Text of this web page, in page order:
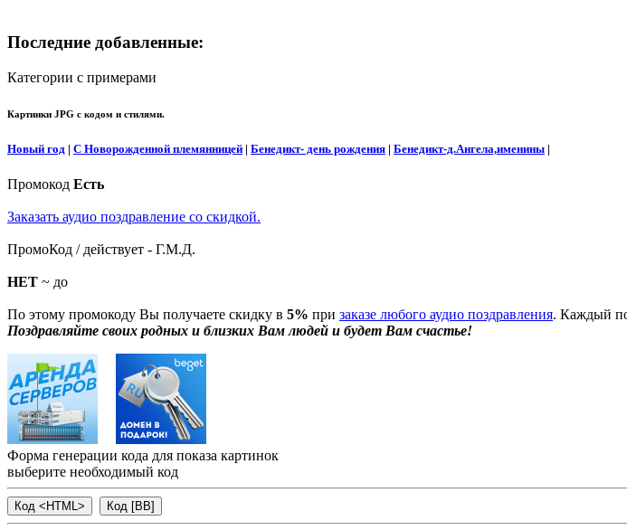
Последние добавленные:
Категории с примерами
Картинки JPG с кодом и стилями.
Новый год | С Новорожденной племянницей | Бенедикт- день рождения | Бенедикт-д.Ангела,именины |
Промокод Есть
Заказать аудио поздравление со скидкой.
ПромоКод / действует - Г.М.Д.
НЕТ ~ до
По этому промокоду Вы получаете скидку в 5% при заказе любого аудио поздравления. Каждый
Поздравляйте своих родных и близких Вам людей и будет Вам счастье!
Форма генерации кода для показа картинок
выберите необходимый код